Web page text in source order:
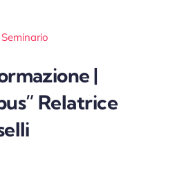
Seminario
|
Relatrice